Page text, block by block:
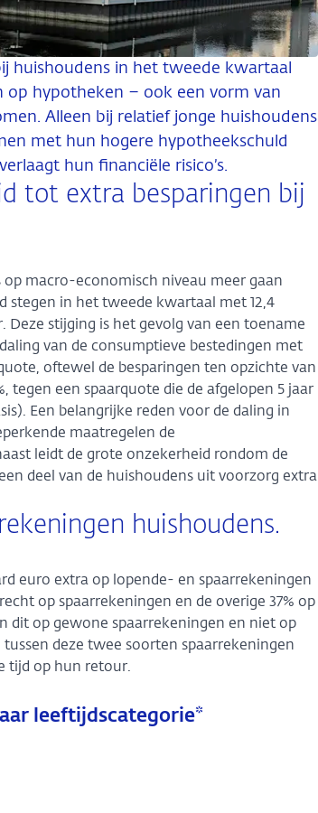
huishoudens in het tweede kwartaal
op hypotheken – ook een vorm van
Alleen bij relatief jonge huishoudens
met hun hogere hypotheekschuld
hun financiële risico’s.
tot extra besparingen bij
op macro-economisch niveau meer gaan
stegen in het tweede kwartaal met 12,4
stijging is het gevolg van een toename
van de consumptieve bestedingen met
oftewel de besparingen ten opzichte van
een spaarquote die de afgelopen 5 jaar
Een belangrijke reden voor de daling in
maatregelen de
leidt de grote onzekerheid rondom de
deel van de huishoudens uit voorzorg extra
huishoudens.
euro extra op lopende- en spaarrekeningen
op spaarrekeningen en de overige 37% op
dit op gewone spaarrekeningen en niet op
deze twee soorten spaarrekeningen
tijd op hun retour.
leeftijdscategorie*